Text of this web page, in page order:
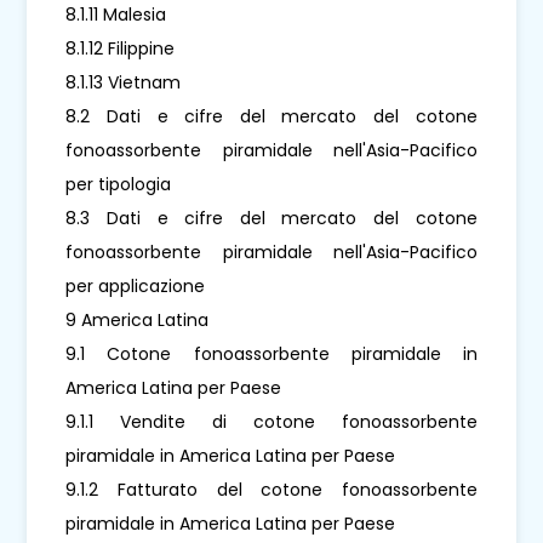
8.1.11 Malesia
8.1.12 Filippine
8.1.13 Vietnam
8.2 Dati e cifre del mercato del cotone
fonoassorbente piramidale nell'Asia-Pacifico
per tipologia
8.3 Dati e cifre del mercato del cotone
fonoassorbente piramidale nell'Asia-Pacifico
per applicazione
9 America Latina
9.1 Cotone fonoassorbente piramidale in
America Latina per Paese
9.1.1 Vendite di cotone fonoassorbente
piramidale in America Latina per Paese
9.1.2 Fatturato del cotone fonoassorbente
piramidale in America Latina per Paese